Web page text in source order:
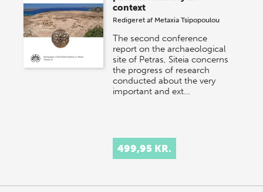
context
Redigeret af Metaxia Tsipopoulou
The second conference
report on the archaeological
site of Petras, Siteia concerns
the progress of research
conducted about the very
important and ext…
499,95 KR.